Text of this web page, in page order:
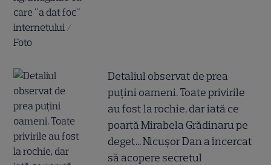
Detaliul observat de prea
puțini oameni. Toate privirile
au fost la rochie, dar iată ce
poartă Mirabela Grădinaru pe
deget... Nicușor Dan a încercat
să acopere secretul